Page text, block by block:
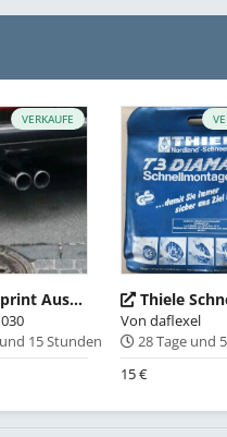
VERKAUFE
325i mit ABE
15 Stunden
Thiele Schneeketten
Vondaflexel
28 Tage und
15 €